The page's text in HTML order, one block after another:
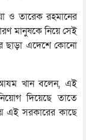
ও তারেক রহমানের
মানুষকে নিয়ে সেই
ছাড়া এদেশে কোনো
আযম খান বলেন, এই
দিয়েছে তাতে
এই সরকারের কাছে